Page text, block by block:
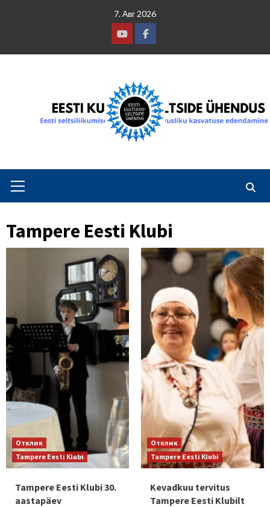
7. Авг 2026
YoutubeFacebook
Menu
Tampere Eesti Klubi
Отклик
Tampere Eesti Klubi
Tampere Eesti Klubi 30.
aastapäev
Отклик
Tampere Eesti Klubi
Kevadkuu tervitus
Tampere Eesti Klubilt